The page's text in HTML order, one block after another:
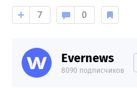
7 0
Evernews
8090 подписчиков